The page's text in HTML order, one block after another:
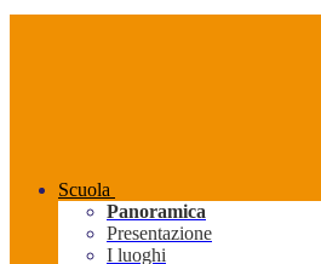
Scuola
Panoramica
Presentazione
I luoghi